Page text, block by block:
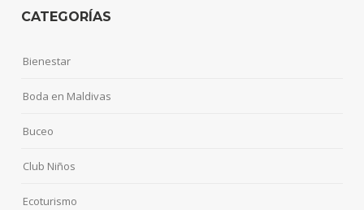
CATEGORÍAS
Bienestar
Boda en Maldivas
Buceo
Club Niños
Ecoturismo